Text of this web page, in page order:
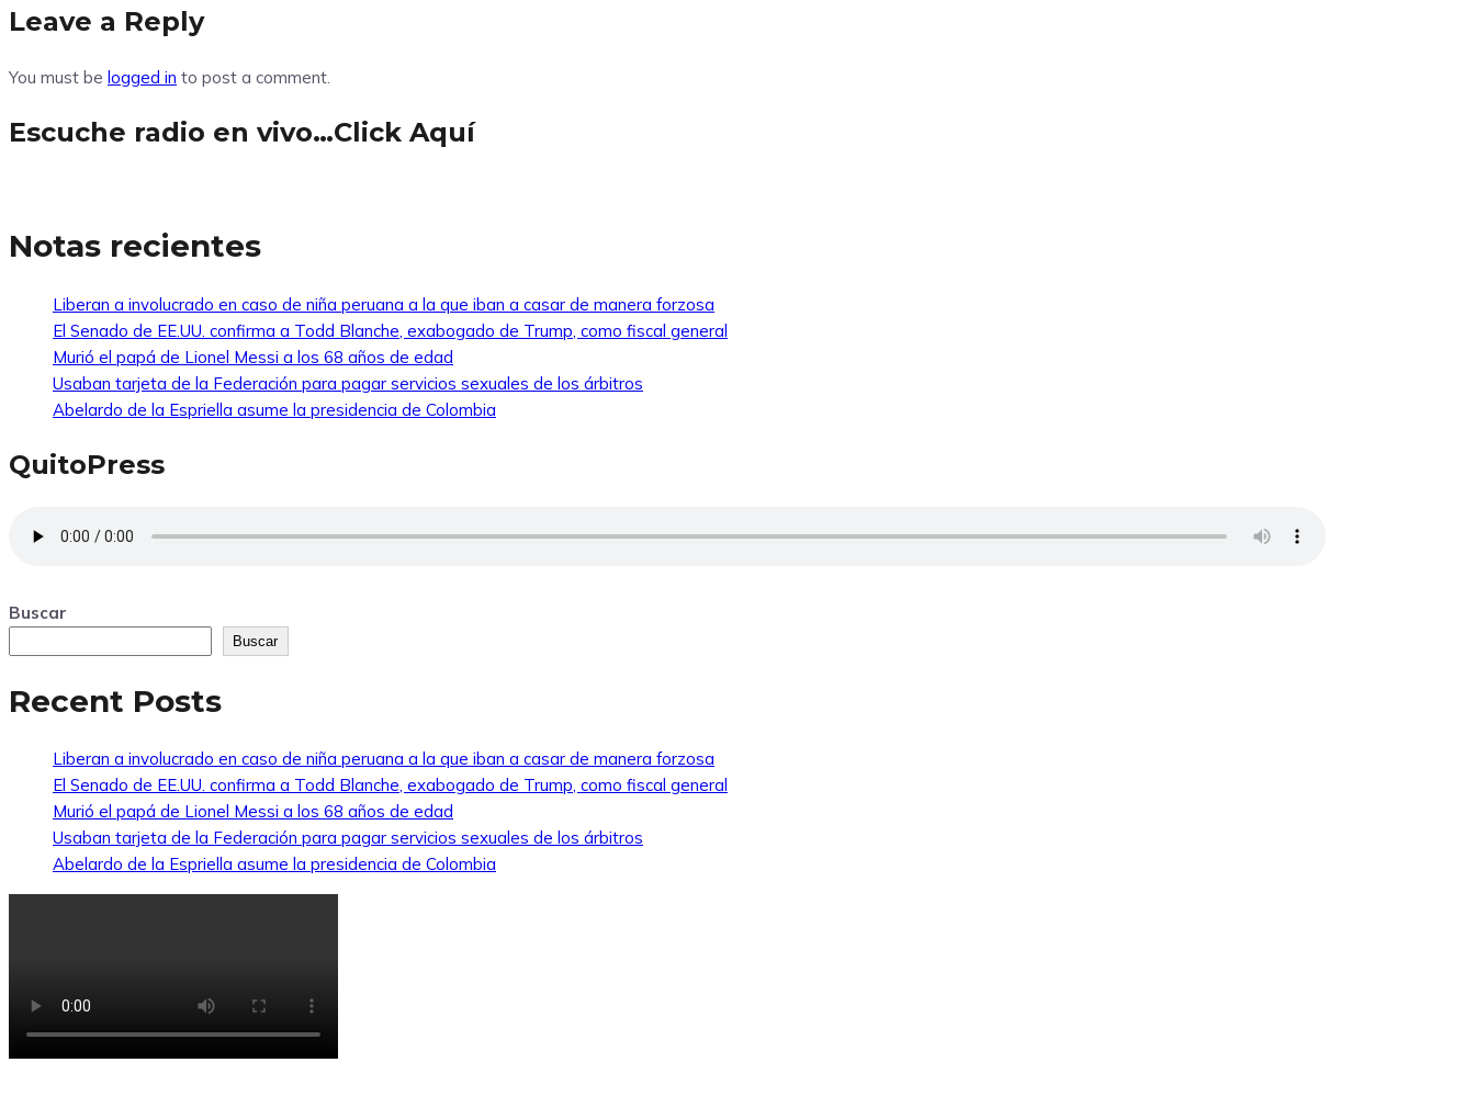
Leave a Reply
You must be logged in to post a comment.
Escuche radio en vivo…Click Aquí
Notas recientes
Liberan a involucrado en caso de niña peruana a la que iban a casar de manera forzosa
El Senado de EE.UU. confirma a Todd Blanche, exabogado de Trump, como fiscal general
Murió el papá de Lionel Messi a los 68 años de edad
Usaban tarjeta de la Federación para pagar servicios sexuales de los árbitros
Abelardo de la Espriella asume la presidencia de Colombia
QuitoPress
Buscar
Buscar
Recent Posts
Liberan a involucrado en caso de niña peruana a la que iban a casar de manera forzosa
El Senado de EE.UU. confirma a Todd Blanche, exabogado de Trump, como fiscal general
Murió el papá de Lionel Messi a los 68 años de edad
Usaban tarjeta de la Federación para pagar servicios sexuales de los árbitros
Abelardo de la Espriella asume la presidencia de Colombia